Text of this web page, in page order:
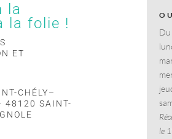
la
la folie !
ET
CHÉLY–
48120 SAINT-
le